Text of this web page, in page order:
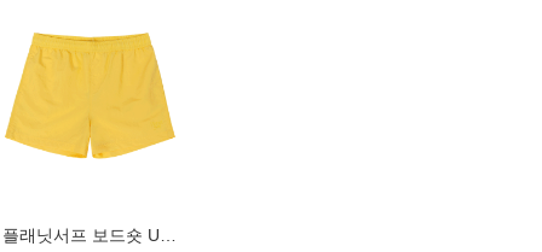
플래닛서프 보드숏 UMB008YPS